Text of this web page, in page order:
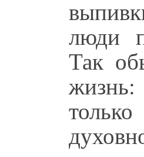
люди
Так